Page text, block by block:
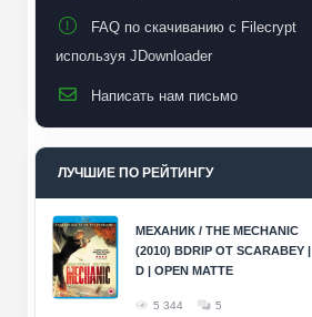
FAQ по скачиванию с Filecrypt
используя JDownloader
Написать нам письмо
ЛУЧШИЕ ПО РЕЙТИНГУ
МЕХАНИК / THE MECHANIC
(2010) BDRIP ОТ SCARABEY |
D | OPEN MATTE
5 344 5